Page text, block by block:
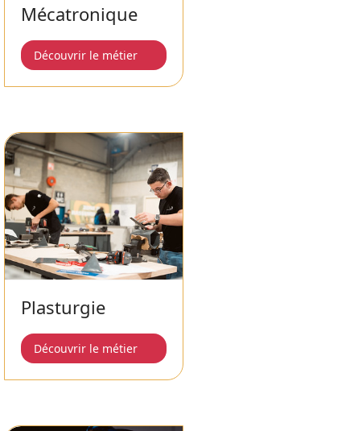
Mécatronique
Découvrir le métier
Plasturgie
Découvrir le métier